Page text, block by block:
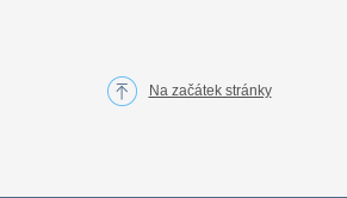
Na začátek stránky